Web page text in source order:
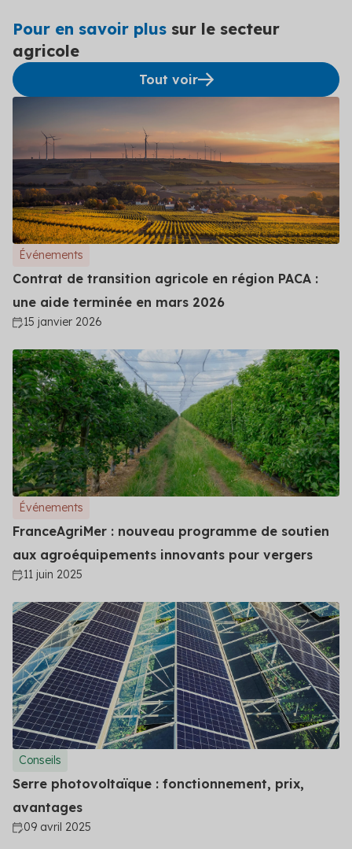
Pour en savoir plus sur le secteur
agricole
Tout voir
Événements
Contrat de transition agricole en région PACA :
une aide terminée en mars 2026
15 janvier 2026
Événements
FranceAgriMer : nouveau programme de soutien
aux agroéquipements innovants pour vergers
11 juin 2025
Conseils
Serre photovoltaïque : fonctionnement, prix,
avantages
09 avril 2025